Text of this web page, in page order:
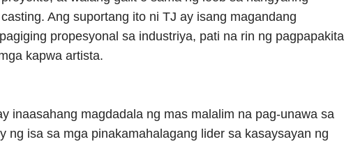
Ang suportang ito ni TJ ay isang magandang
propesyonal sa industriya, pati na rin ng pagpapakita
kapwa artista.
inaasahang magdadala ng mas malalim na pag-unawa sa
ng isa sa mga pinakamahalagang lider sa kasaysayan ng